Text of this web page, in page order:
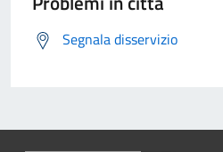
Segnala disservizio